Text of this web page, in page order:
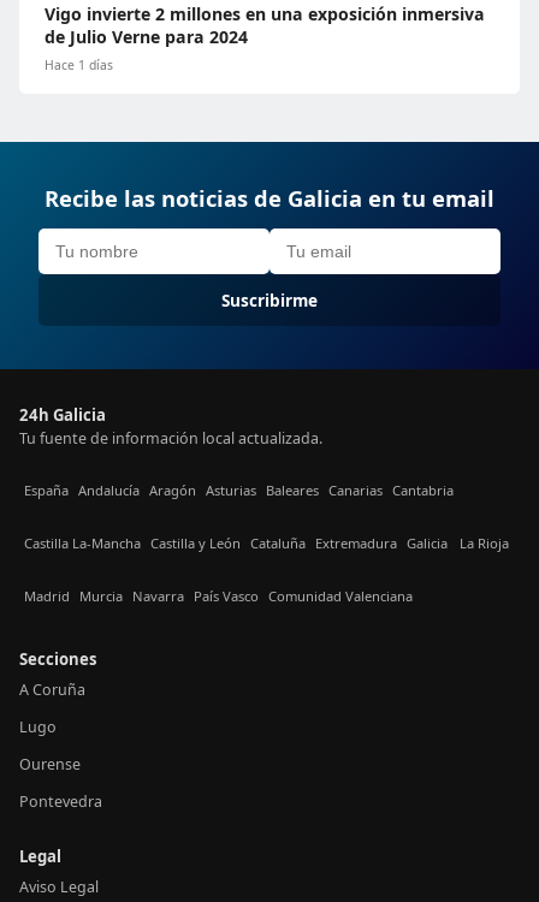
Vigo invierte 2 millones en una exposición inmersiva
de Julio Verne para 2024
Hace 1 días
Recibe las noticias de Galicia en tu email
Suscribirme
24h Galicia
Tu fuente de información local actualizada.
España Andalucía Aragón Asturias Baleares Canarias Cantabria
Castilla La-Mancha Castilla y León Cataluña Extremadura Galicia La Rioja
Madrid Murcia Navarra País Vasco Comunidad Valenciana
Secciones
A Coruña
Lugo
Ourense
Pontevedra
Legal
Aviso Legal